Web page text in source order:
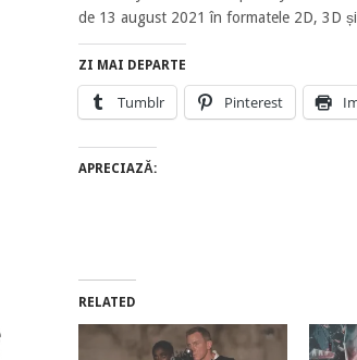
de 13 august 2021 în formatele 2D, 3D
ZI MAI DEPARTE
Tumblr Pinterest
APRECIAZĂ:
RELATED